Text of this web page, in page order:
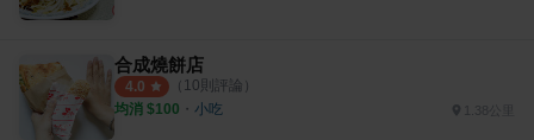
合成燒餅店
4.0 （ 10則評論）
均消 $100 ・ 小吃